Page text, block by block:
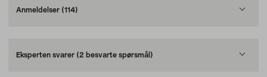
Anmeldelser (114)
Eksperten svarer (2 besvarte spørsmål)